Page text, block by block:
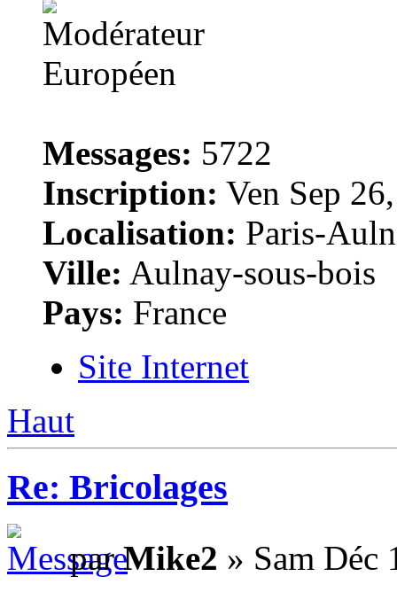
Messages: 5722
Inscription: Ven Sep
Localisation: Paris-
Ville: Aulnay-sous-bois
Pays: France
Site Internet
Haut
Re: Bricolages
parMike2 » Sam Déc